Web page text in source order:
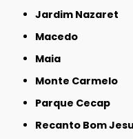
Jardim Nazaret
Macedo
Maia
Monte Carmelo
Parque Cecap
Recanto Bom